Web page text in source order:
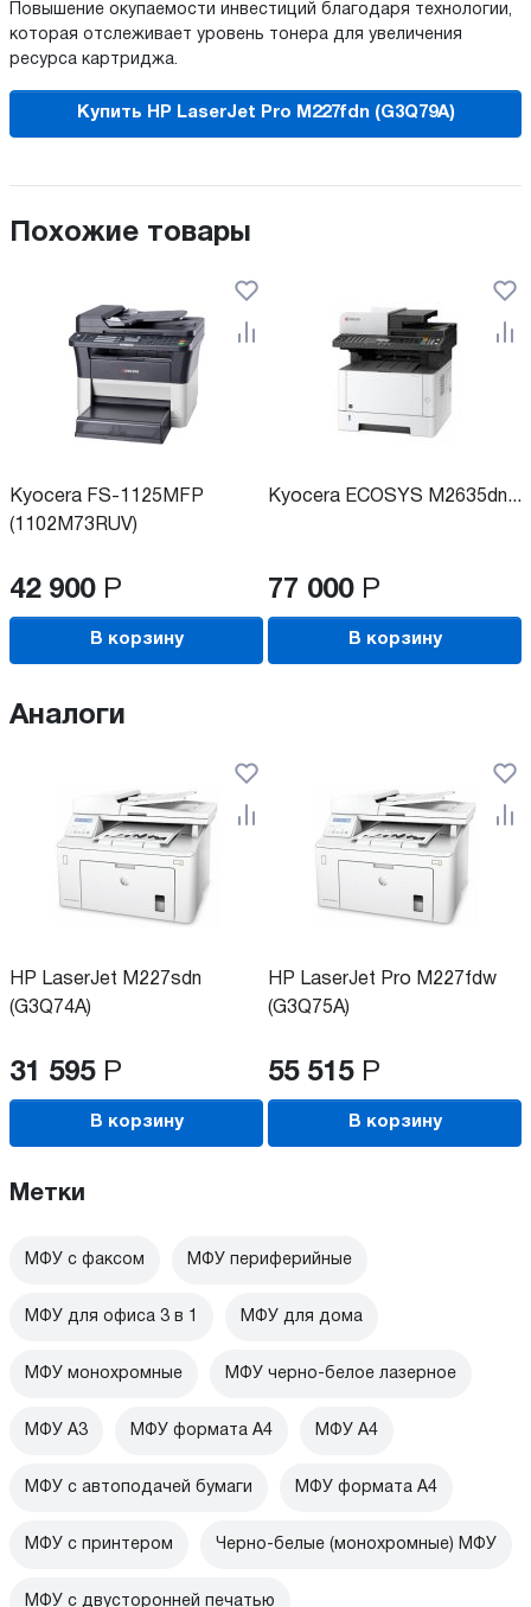
Повышение окупаемости инвестиций благодаря технологии,
которая отслеживает уровень тонера для увеличения
ресурса картриджа.
Купить HP LaserJet Pro M227fdn (G3Q79A)
Похожие товары
Kyocera FS-1125MFP
(1102M73RUV)
42 900 Р
В корзину
Kyocera ECOSYS M2635dn...
77 000 Р
В корзину
Аналоги
HP LaserJet M227sdn
(G3Q74A)
31 595 Р
В корзину
HP LaserJet Pro M227fdw
(G3Q75A)
55 515 Р
В корзину
Метки
МФУ с факсом МФУ периферийные
МФУ для офиса 3 в 1 МФУ для дома
МФУ монохромные МФУ черно-белое лазерное
МФУ А3 МФУ формата А4 МФУ А4
МФУ с автоподачей бумаги МФУ формата А4
МФУ с принтером Черно-белые (монохромные) МФУ
МФУ с двусторонней печатью